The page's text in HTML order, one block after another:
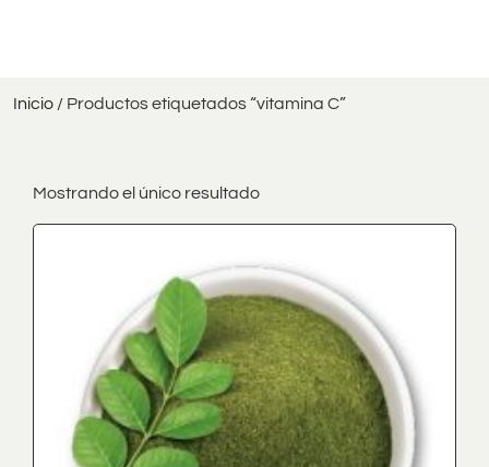
Inicio / Productos etiquetados “vitamina C”
En oferta
Categoría
Cosmética Ecológica (15)
Herbolario(14)
Sin categorizar (1)
Mostrando el único resultado